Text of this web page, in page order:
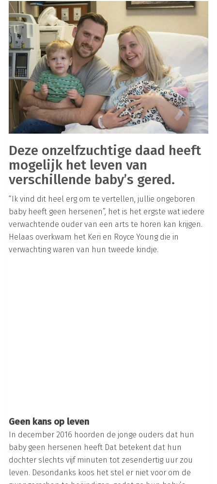
Deze onzelfzuchtige daad heeft
mogelijk het leven van
verschillende baby’s gered.
“Ik vind dit heel erg om te vertellen, jullie ongeboren
baby heeft geen hersenen”, het is het ergste wat iedere
verwachtende ouder van een arts te horen kan krijgen.
Helaas overkwam het Keri en Royce Young die in
verwachting waren van hun tweede kindje.
Geen kans op leven
In december 2016 hoorden de jonge ouders dat hun
baby geen hersenen heeft Dat betekent dat hun
dochter slechts vijf minuten tot zesendertig uur zou
leven. Desondanks koos het stel er niet voor om de